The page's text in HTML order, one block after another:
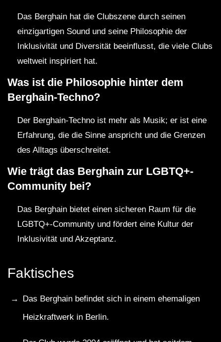
Das Berghain hat die Clubszene durch seinen
einzigartigen Sound und seine Philosophie der
Inklusivität und Diversität beeinflusst, die viele Clubs
weltweit inspiriert hat.
Was ist die Philosophie hinter dem
Berghain-Techno?
Der Berghain-Techno ist mehr als Musik; er ist eine
Erfahrung, die die Sinne anspricht und die Grenzen
des Alltags überschreitet.
Wie trägt das Berghain zur LGBTQ+-
Community bei?
Das Berghain bietet einen sicheren Raum für die
LGBTQ+-Community und fördert eine Kultur der
Inklusivität und Akzeptanz.
Faktisches
Das Berghain befindet sich in einem ehemaligen
Heizkraftwerk in Berlin.